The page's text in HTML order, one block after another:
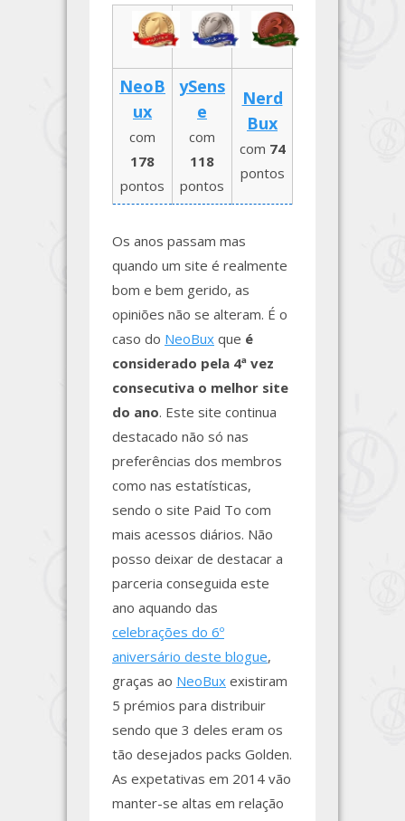
NeoB
ux
com
178
pontos
ySens
e
com
118
pontos
Nerd
Bux
com 74
pontos
Os anos passam mas
quando um site é realmente
bom e bem gerido, as
opiniões não se alteram. É o
caso do NeoBux que é
considerado pela 4ª vez
consecutiva o melhor site
do ano. Este site continua
destacado não só nas
preferências dos membros
como nas estatísticas,
sendo o site Paid To com
mais acessos diários. Não
posso deixar de destacar a
parceria conseguida este
ano aquando das
celebrações do 6º
aniversário deste blogue,
graças ao NeoBux existiram
5 prémios para distribuir
sendo que 3 deles eram os
tão desejados packs Golden.
As expetativas em 2014 vão
manter-se altas em relação